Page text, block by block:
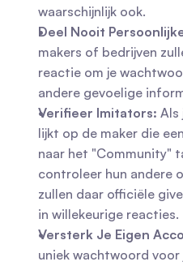
waarschijnlijk ook.
Deel Nooit
makers of bedrijven
reactie om je
andere gevoelige
Verifieer Imitators: Als
lijkt op de maker die
naar het "Community"
controleer hun andere
zullen daar officiële
in willekeurige reacties.
Versterk Je Eigen
uniek wachtwoord